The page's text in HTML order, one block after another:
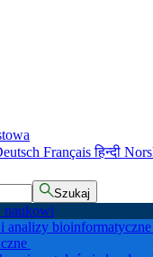
Françaisहिन्दी
Szukaj
naukowi
analizy bioinformatyczne